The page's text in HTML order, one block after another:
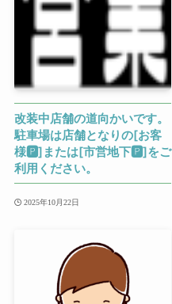
改装中店舗の道向かいです。
駐車場は店舗となりの[お客
様🅿]または[市営地下🅿]をご
利用ください。
2025年10月22日